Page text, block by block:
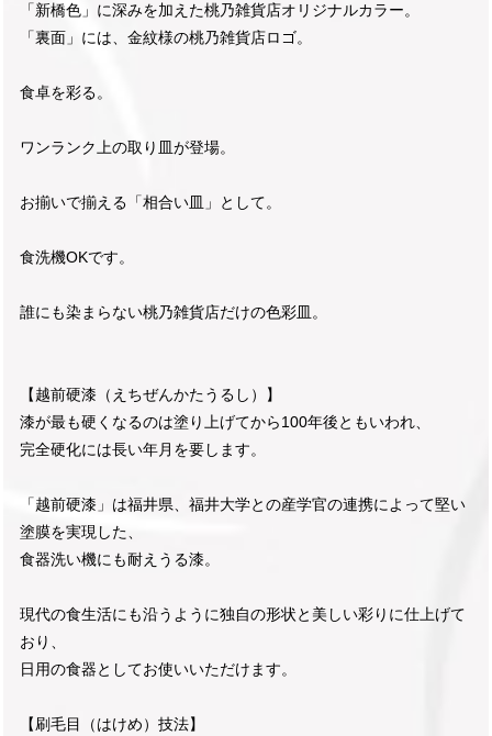
「新橋色」に深みを加えた桃乃雑貨店オリジナルカラー。
「裏面」には、金紋様の桃乃雑貨店ロゴ。
食卓を彩る。
ワンランク上の取り皿が登場。
お揃いで揃える「相合い皿」として。
食洗機OKです。
誰にも染まらない桃乃雑貨店だけの色彩皿。
【越前硬漆（えちぜんかたうるし）】
漆が最も硬くなるのは塗り上げてから100年後ともいわれ、
完全硬化には長い年月を要します。
「越前硬漆」は福井県、福井大学との産学官の連携によって堅い
塗膜を実現した、
食器洗い機にも耐えうる漆。
現代の食生活にも沿うように独自の形状と美しい彩りに仕上げて
おり、
日用の食器としてお使いいただけます。
【刷毛目（はけめ）技法】